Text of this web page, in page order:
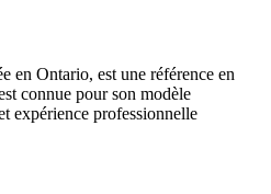
en Ontario, est une référence en
connue pour son modèle
expérience professionnelle